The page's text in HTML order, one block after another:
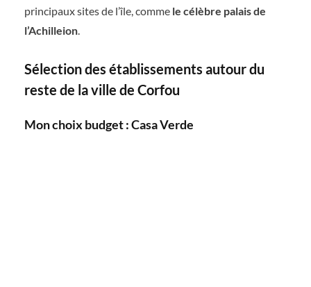
principaux sites de l’île, comme le célèbre palais de
l’Achilleion.
Sélection des établissements autour du
reste de la ville de Corfou
Mon choix budget : Casa Verde